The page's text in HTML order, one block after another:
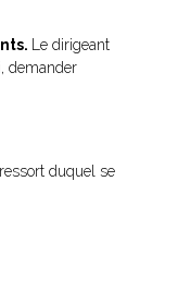
Le dirigeant
demander
duquel se